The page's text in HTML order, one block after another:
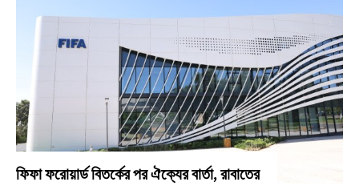
ফিফা ফরোয়ার্ড বিতর্কের পর ঐক্যের বার্তা, রাবাতের